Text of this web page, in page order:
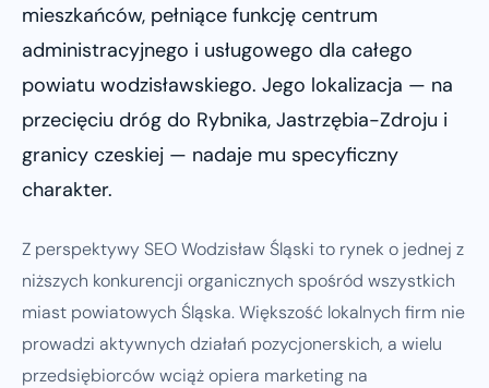
mieszkańców, pełniące funkcję centrum
administracyjnego i usługowego dla całego
powiatu wodzisławskiego. Jego lokalizacja — na
przecięciu dróg do Rybnika, Jastrzębia-Zdroju i
granicy czeskiej — nadaje mu specyficzny
charakter.
Z perspektywy SEO Wodzisław Śląski to rynek o jednej z
niższych konkurencji organicznych spośród wszystkich
miast powiatowych Śląska. Większość lokalnych firm nie
prowadzi aktywnych działań pozycjonerskich, a wielu
przedsiębiorców wciąż opiera marketing na